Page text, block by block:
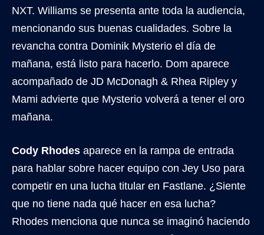
NXT. Williams se presenta ante toda la audiencia,
mencionando sus buenas cualidades. Sobre la
revancha contra Dominik Mysterio el día de
mañana, está listo para hacerlo. Dom aparece
acompañado de JD McDonagh & Rhea Ripley y
Mami advierte que Mysterio volverá a tener el oro
mañana.
Cody Rhodes aparece en la rampa de entrada
para hablar sobre hacer equipo con Jey Uso para
competir en una lucha titular en Fastlane. ¿Siente
que no tiene nada qué hacer en esa lucha?
Rhodes menciona que nunca se imaginó haciendo